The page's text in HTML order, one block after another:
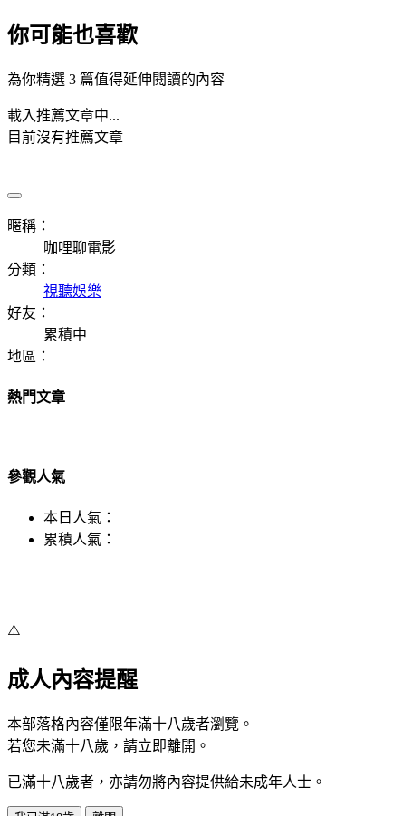
你可能也喜歡
為你精選 3 篇值得延伸閱讀的內容
載入推薦文章中...
目前沒有推薦文章
暱稱：
咖哩聊電影
分類：
視聽娛樂
好友：
累積中
地區：
熱門文章
參觀人氣
本日人氣：
累積人氣：
⚠️
成人內容提醒
本部落格內容僅限年滿十八歲者瀏覽。
若您未滿十八歲，請立即離開。
已滿十八歲者，亦請勿將內容提供給未成年人士。